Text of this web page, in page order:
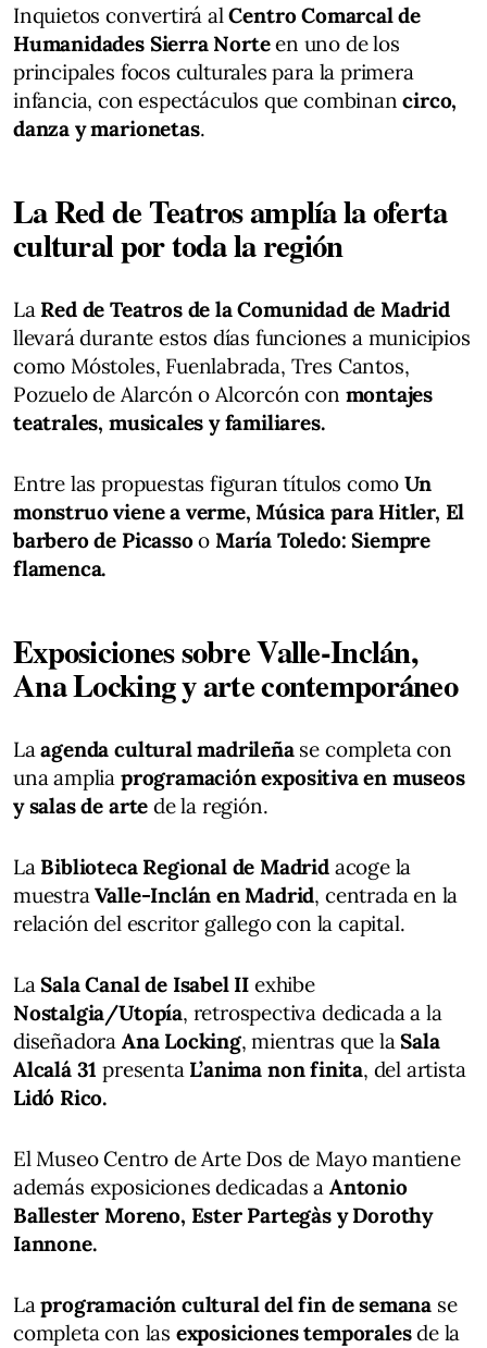
Inquietos convertirá alCentro Comarcal de
Humanidades Sierra Norteen uno de los
principales focos culturales para la primera
infancia, con espectáculos que combinancirco,
danza y marionetas.
La Red de Teatros amplía la oferta
cultural por toda la región
La Red de Teatros de la Comunidad de Madrid
llevará durante estos días funciones a municipios
como Móstoles, Fuenlabrada, Tres Cantos,
Pozuelo de Alarcón o Alcorcón con montajes
teatrales, musicales y familiares.
Entre las propuestas figuran títulos comoUn
monstruo viene a verme, Música para Hitler, El
barbero de PicassooMaría Toledo: Siempre
flamenca.
Exposiciones sobre Valle-Inclán,
Ana Locking y arte contemporáneo
Laagenda cultural madrileñase completa con
una amplia programación expositiva en museos
y salas de arte de la región.
La Biblioteca Regional de Madridacoge la
muestraValle-Inclán en Madrid, centrada en la
relación del escritor gallego con la capital.
LaSala Canal de Isabel II exhibe
Nostalgia/Utopía, retrospectiva dedicada a la
diseñadora Ana Locking, mientras que laSala
Alcalá 31presentaL’anima non finita, del artista
Lidó Rico.
El Museo Centro de Arte Dos de Mayo mantiene
además exposiciones dedicadas a Antonio
Ballester Moreno, Ester Partegàs y Dorothy
Iannone.
Laprogramación cultural del fin de semana se
completa con las exposiciones temporalesde la